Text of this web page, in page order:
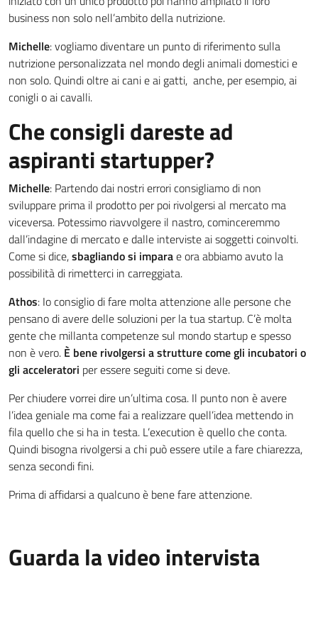
business non solo nell’ambito della nutrizione.
Michelle: vogliamo diventare un punto di riferimento sulla
nutrizione personalizzata nel mondo degli animali domestici e
non solo. Quindi oltre ai cani e ai gatti, anche, per esempio, ai
conigli o ai cavalli.
Che consigli dareste ad
aspiranti startupper?
Michelle: Partendo dai nostri errori consigliamo di non
sviluppare prima il prodotto per poi rivolgersi al mercato ma
viceversa. Potessimo riavvolgere il nastro, cominceremmo
dall’indagine di mercato e dalle interviste ai soggetti coinvolti.
Come si dice,sbagliando si imparae ora abbiamo avuto la
possibilità di rimetterci in carreggiata.
Athos: Io consiglio di fare molta attenzione alle persone che
pensano di avere delle soluzioni per la tua startup. C’è molta
gente che millanta competenze sul mondo startup e spesso
non è vero. È bene rivolgersi a strutture come gli incubatori o
gli acceleratori per essere seguiti come si deve.
Per chiudere vorrei dire un’ultima cosa. Il punto non è avere
l’idea geniale ma come fai a realizzare quell’idea mettendo in
fila quello che si ha in testa. L’execution è quello che conta.
Quindi bisogna rivolgersi a chi può essere utile a fare chiarezza,
senza secondi fini.
Prima di affidarsi a qualcuno è bene fare attenzione.
Guarda la video intervista